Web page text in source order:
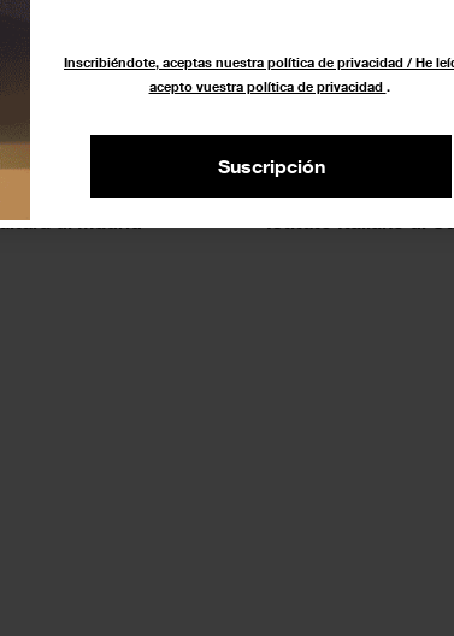
Inscribiéndote, aceptas nuestra política de privacidad / He
acepto vuestra política de privacidad .
Suscripción
di Madrid
Trame Sarde
Istituto Italiano di